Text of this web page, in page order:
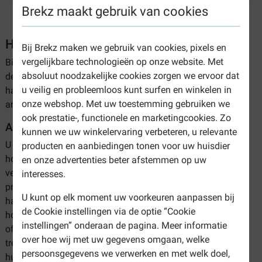
Brekz maakt gebruik van cookies
Bij Brekz maken we gebruik van cookies, pixels en
vergelijkbare technologieën op onze website. Met
absoluut noodzakelijke cookies zorgen we ervoor dat
u veilig en probleemloos kunt surfen en winkelen in
onze webshop. Met uw toestemming gebruiken we
ook prestatie-, functionele en marketingcookies. Zo
kunnen we uw winkelervaring verbeteren, u relevante
producten en aanbiedingen tonen voor uw huisdier
en onze advertenties beter afstemmen op uw
interesses.
U kunt op elk moment uw voorkeuren aanpassen bij
de Cookie instellingen via de optie “Cookie
instellingen” onderaan de pagina. Meer informatie
over hoe wij met uw gegevens omgaan, welke
persoonsgegevens we verwerken en met welk doel,
Halsbanden voor de hond
Bij ons vindt u een breed assortiment aanhalsbanden
de hond. Van nylon tot leer en van anti-trek tot lichtgevende
halsbanden. Ook verkopen wij antiblaf-halsbanden en
andere trainingsbanden.
Assortiment hondenhalsbanden
U heeft in ons assortiment keuze uit verschillende soorten
honden halsbanden. Vrijwel alle halsbanden zijn
verkrijgbaar in verschillende soorten, maten, kleuren en
prijsklassen. Daarnaast zijn er ook verschillende
halsbanden voor een specifiek gedragsprobleem. Sommige
honden kunnen bijvoorbeeld veel trekken aan de lijn
of veelvuldig blaffen wanneer zij alleen thuis zijn. Een anti-
trekband of antiblafband kunnen dan een handig
hulpmiddel zijn. Hieronder vindt u een greep uit ons